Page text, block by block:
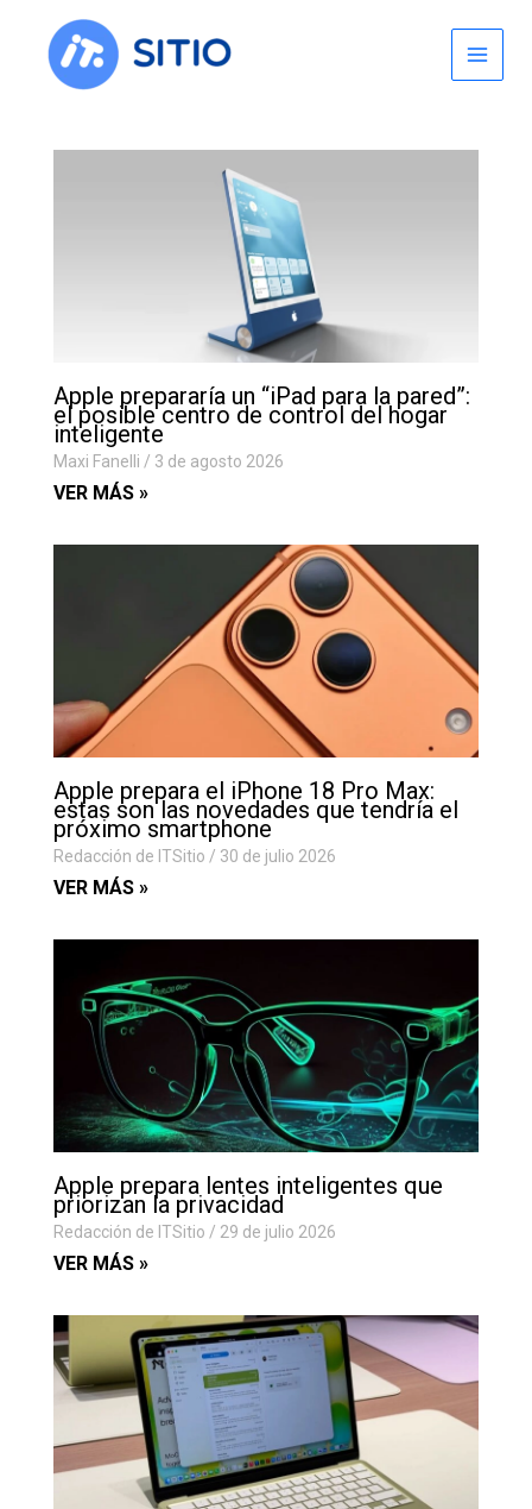
content
Apple prepararía un “iPad para la pared”:
el posible centro de control del hogar
inteligente
Maxi Fanelli 3 de agosto 2026
VER MÁS »
Apple prepara el iPhone 18 Pro Max:
estas son las novedades que tendría el
próximo smartphone
Redacción de ITSitio 30 de julio 2026
VER MÁS »
Apple prepara lentes inteligentes que
priorizan la privacidad
Redacción de ITSitio 29 de julio 2026
VER MÁS »